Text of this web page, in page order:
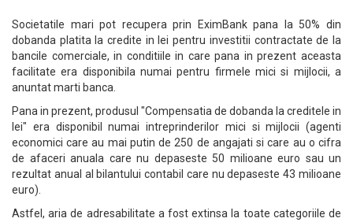
Societatile mari pot recupera prin EximBank pana la 50% din
dobanda platita la credite in lei pentru investitii contractate de la
bancile comerciale, in conditiile in care pana in prezent aceasta
facilitate era disponibila numai pentru firmele mici si mijlocii, a
anuntat marti banca.
Pana in prezent, produsul "Compensatia de dobanda la creditele in
lei" era disponibil numai intreprinderilor mici si mijlocii (agenti
economici care au mai putin de 250 de angajati si care au o cifra
de afaceri anuala care nu depaseste 50 milioane euro sau un
rezultat anual al bilantului contabil care nu depaseste 43 milioane
euro).
Astfel, aria de adresabilitate a fost extinsa la toate categoriile de